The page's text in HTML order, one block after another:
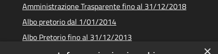
Amministrazione Trasparente fino al 31/12/2018
Albo pretorio dal 1/01/2014
Albo Pretorio fino al 31/12/2013